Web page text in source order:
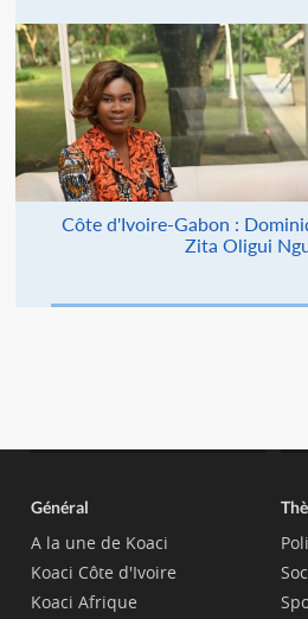
Côte d'Ivoire-Gabon :
Zita Oligui
Général
A la une de Koaci
Koaci Côte d'Ivoire
Koaci Afrique